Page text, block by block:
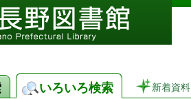
いろいろ検索 新着資料